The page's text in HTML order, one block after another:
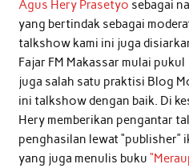
Agus Hery Prasetyo sebagai
yang bertindak sebagai
talkshow kami ini juga
Fajar FM Makassar mulai
juga salah satu praktisi Blog
ini talkshow dengan baik. Di
Hery memberikan pengantar
penghasilan lewat “publisher”
yang juga menulis buku